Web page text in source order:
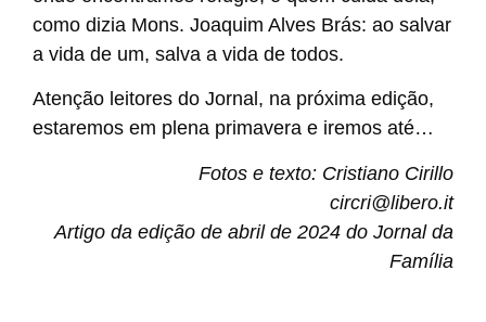
como dizia Mons. Joaquim Alves Brás: ao salvar
a vida de um, salva a vida de todos.
Atenção leitores do Jornal, na próxima edição,
estaremos em plena primavera e iremos até…
Fotos e texto: Cristiano Cirillo
circri@libero.it
Artigo da edição de abril de 2024 do Jornal da
Família